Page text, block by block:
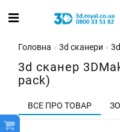
Головна 3d сканери
3d сканер
pack)
ВСЕ ПРО ТОВАР